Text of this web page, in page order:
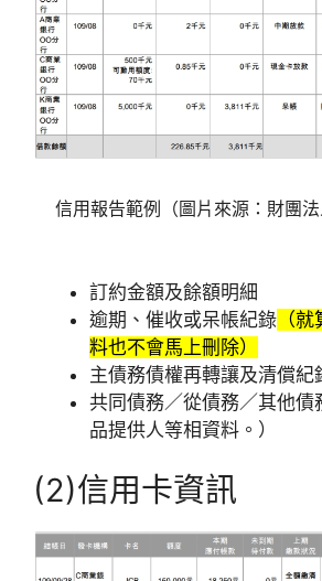
信用報告範例（圖片來源：財團
訂約金額及餘額明細
逾期、催收或呆帳紀錄 （
料也不會馬上刪除）
主債務債權再轉讓及清償紀
共同債務／從債務／其他債
品提供人等相資料。）
(2)信用卡資訊